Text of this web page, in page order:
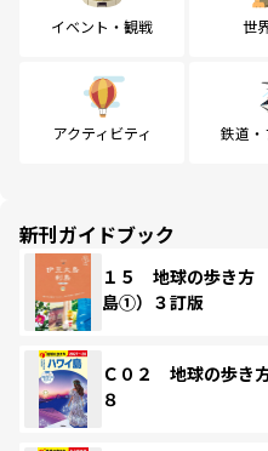
イベント・観戦 世
アクティビティ 鉄道・
新刊ガイドブック
１５ 地球の歩き
島①）３訂版
Ｃ０２ 地球の歩き
８